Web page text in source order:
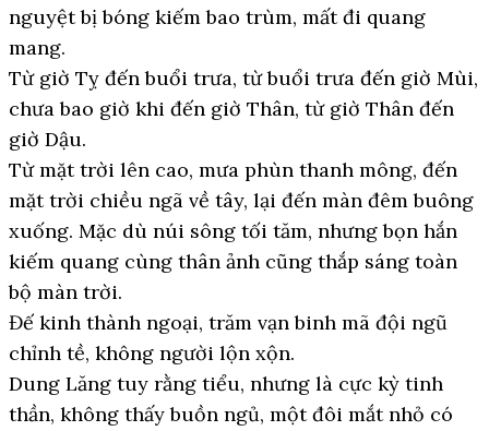
nguyệt bị bóng kiếm bao trùm, mất đi quang
mang.
Từ giờ Tỵ đến buổi trưa, từ buổi trưa đến giờ Mùi,
chưa bao giờ khi đến giờ Thân, từ giờ Thân đến
giờ Dậu.
Từ mặt trời lên cao, mưa phùn thanh mông, đến
mặt trời chiều ngã về tây, lại đến màn đêm buông
xuống. Mặc dù núi sông tối tăm, nhưng bọn hắn
kiếm quang cùng thân ảnh cũng thắp sáng toàn
bộ màn trời.
Đế kinh thành ngoại, trăm vạn binh mã đội ngũ
chỉnh tề, không người lộn xộn.
Dung Lăng tuy rằng tiểu, nhưng là cực kỳ tinh
thần, không thấy buồn ngủ, một đôi mắt nhỏ có